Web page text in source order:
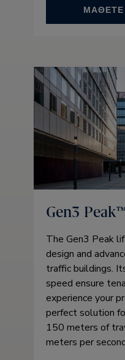
ΜΑΘΕΤΕ
Gen3 Peak™
The Gen3 Peak
design and
traffic buildings.
speed ensure
experience your
perfect solution
150 meters of
meters per